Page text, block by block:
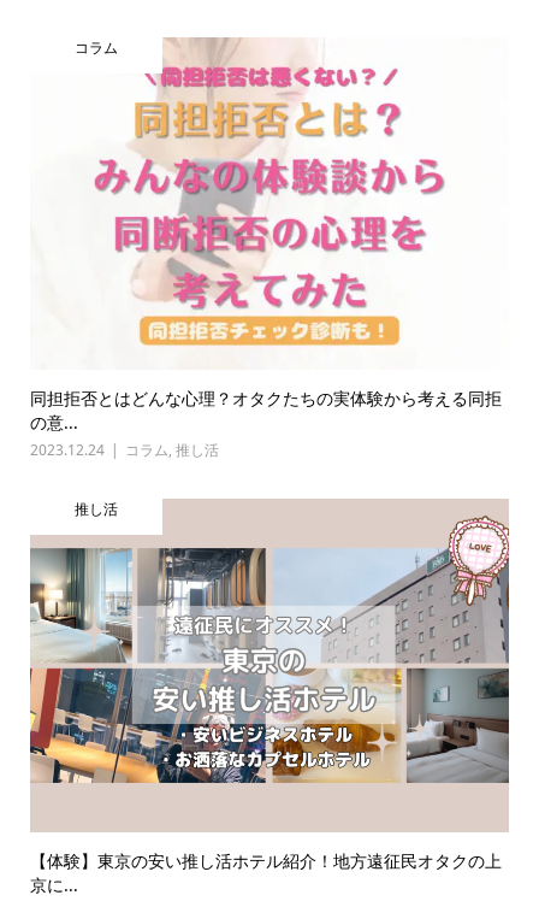
コラム
同担拒否とはどんな心理？オタクたちの実体験から考える同拒
の意...
2023.12.24 コラム, 推し活
推し活
【体験】東京の安い推し活ホテル紹介！地方遠征民オタクの上
京に...